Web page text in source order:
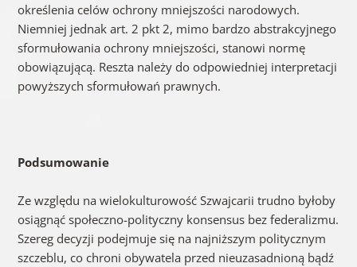
określenia celów ochrony mniejszości narodowych.
Niemniej jednak art. 2 pkt 2, mimo bardzo abstrakcyjnego
sformułowania ochrony mniejszości, stanowi normę
obowiązującą. Reszta należy do odpowiedniej interpretacji
powyższych sformułowań prawnych.
Podsumowanie
Ze względu na wielokulturowość Szwajcarii trudno byłoby
osiągnąć społeczno-polityczny konsensus bez federalizmu.
Szereg decyzji podejmuje się na najniższym politycznym
szczeblu, co chroni obywatela przed nieuzasadnioną bądź